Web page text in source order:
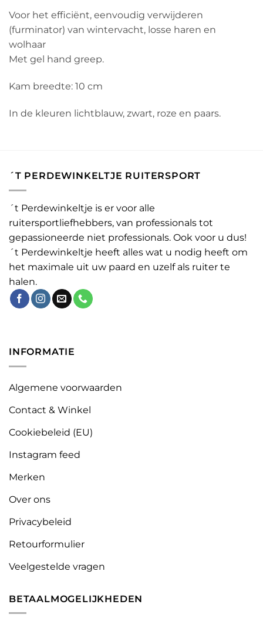
Voor het efficiënt, eenvoudig verwijderen
(furminator) van wintervacht, losse haren en
wolhaar
Met gel hand greep.
Kam breedte: 10 cm
In de kleuren lichtblauw, zwart, roze en paars.
´T PERDEWINKELTJE RUITERSPORT
´t Perdewinkeltje is er voor alle
ruitersportliefhebbers, van professionals tot
gepassioneerde niet professionals. Ook voor u dus!
´t Perdewinkeltje heeft alles wat u nodig heeft om
het maximale uit uw paard en uzelf als ruiter te
halen.
INFORMATIE
Algemene voorwaarden
Contact & Winkel
Cookiebeleid (EU)
Instagram feed
Merken
Over ons
Privacybeleid
Retourformulier
Veelgestelde vragen
BETAALMOGELIJKHEDEN